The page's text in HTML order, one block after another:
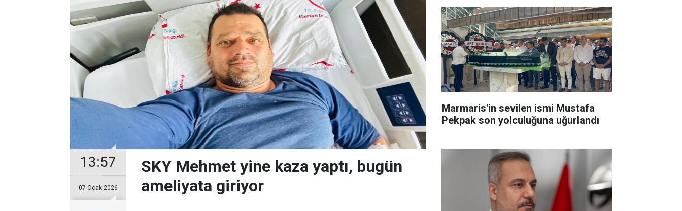
13:57
07 Ocak 2026
SKY Mehmet yine kaza yaptı, bugün
ameliyata giriyor
Marmaris'in sevilen ismi Mustafa
Pekpak son yolculuğuna uğurlandı